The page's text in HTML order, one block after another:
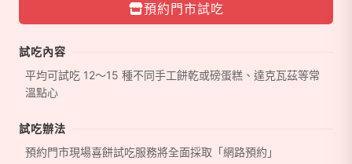
預約門市試吃
試吃內容
平均可試吃 12～15 種不同手工餅乾或磅蛋糕、達克瓦茲等常
溫點心
試吃辦法
預約門市現場喜餅試吃服務將全面採取「網路預約」